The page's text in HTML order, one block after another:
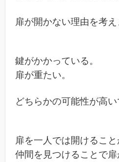
扉が開かない理由を考え
鍵がかかっている。
扉が重たい。
どちらかの可能性が高い
扉を一人では開けること
仲間を見つけることで